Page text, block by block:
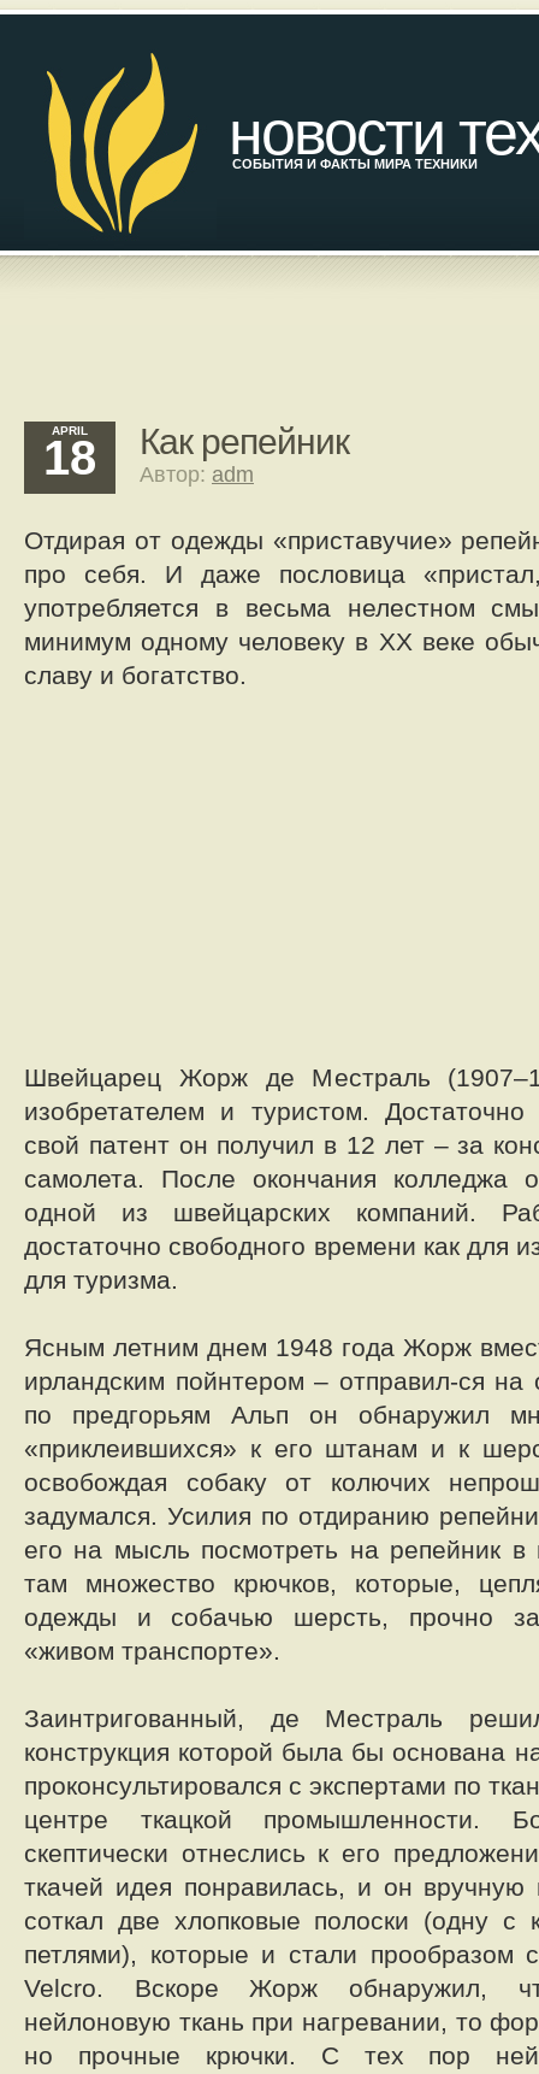
новости
СОБЫТИЯ И ФАКТЫ МИРА ТЕХНИКИ
APRIL
18 Как репейник
Автор: adm
Отдирая от одежды «приставучие»
про себя. И даже пословица
употребляется в весьма нелестном
минимум одному человеку в ХХ веке
славу и богатство.
Швейцарец Жорж де Местраль
изобретателем и туристом.
свой патент он получил в 12 лет – за
самолета. После окончания колледжа
одной из швейцарских компаний.
достаточно свободного времени как для
для туризма.
Ясным летним днем 1948 года Жорж
ирландским пойнтером – отправил-ся на
по предгорьям Альп он обнаружил
«приклеившихся» к его штанам и к
освобождая собаку от колючих
задумался. Усилия по отдиранию
его на мысль посмотреть на репейник в
там множество крючков, которые,
одежды и собачью шерсть, прочно
«живом транспорте».
Заинтригованный, де Местраль
конструкция которой была бы основана
проконсультировался с экспертами по
центре ткацкой промышленности.
скептически отнеслись к его
ткачей идея понравилась, и он
соткал две хлопковые полоски (одну с
петлями), которые и стали прообразом
Velcro. Вскоре Жорж обнаружил,
нейлоновую ткань при нагревании, то
но прочные крючки. С тех пор